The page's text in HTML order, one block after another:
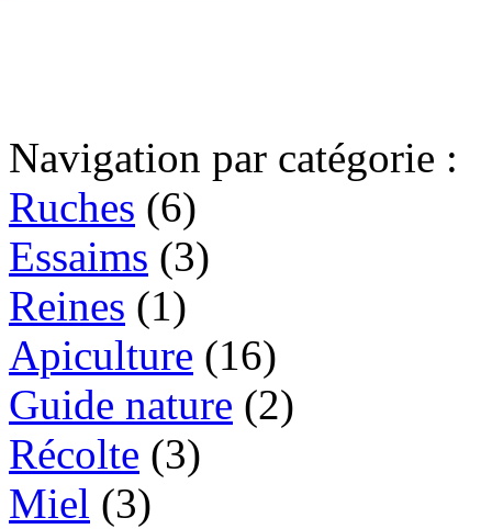
Navigation par catégorie :
Ruches (6)
Essaims (3)
Reines (1)
Apiculture (16)
Guide nature (2)
Récolte (3)
Miel (3)